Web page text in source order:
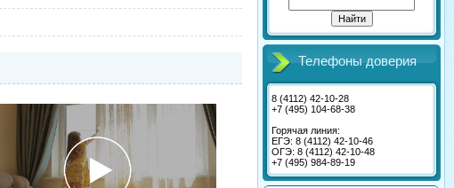
Телефоны доверия
8 (4112) 42-10-28
+7 (495) 104-68-38
Горячая линия:
ЕГЭ: 8 (4112) 42-10-46
ОГЭ: 8 (4112) 42-10-48
+7 (495) 984-89-19